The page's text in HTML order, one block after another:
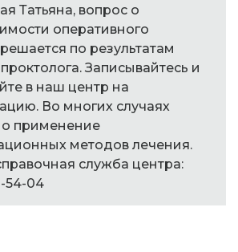
Татьяна, вопрос о
оперативного
по результатам
Записывайтесь и
в наш центр на
Во многих случаях
применение
методов лечения.
служба центра:
54-04